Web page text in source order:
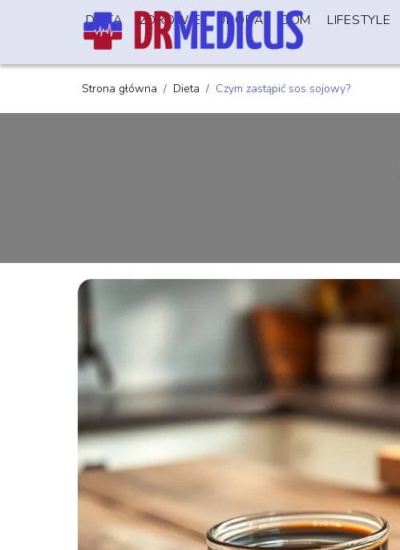
DIETA ZDROWIE URODA DOM LIFESTYLE
Strona główna / Dieta / Czym zastąpić sos sojowy?